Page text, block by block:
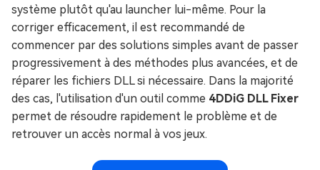
système plutôt qu'au launcher lui-même. Pour la
corriger efficacement, il est recommandé de
commencer par des solutions simples avant de passer
progressivement à des méthodes plus avancées, et de
réparer les fichiers DLL si nécessaire. Dans la majorité
des cas, l'utilisation d'un outil comme 4DDiG DLL Fixer
permet de résoudre rapidement le problème et de
retrouver un accès normal à vos jeux.